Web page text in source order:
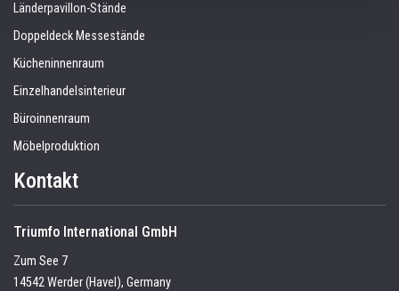
Länderpavillon-Stände
Doppeldeck Messestände
Kücheninnenraum
Einzelhandelsinterieur
Büroinnenraum
Möbelproduktion
Kontakt
Triumfo International GmbH
Zum See 7
14542 Werder (Havel), Germany